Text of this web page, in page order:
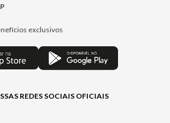
exclusivos
REDES SOCIAIS OFICIAIS